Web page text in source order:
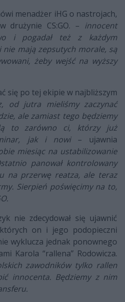
menadżer iHG o nastrojach,
drużynie CS:GO. – innocent
i pogadał też z każdym
nie mają zepsutych morale, są
żeby wejść na wyższy
się po tej ekipie w najbliższym
od jutra mieliśmy zaczynać
ale zamiast tego będziemy
to zarówno ci, którzy już
jak i nowi– ujawnia
miesiąc na ustabilizowanie
panował kontrolowany
na przerwę reatza, ale teraz
Sierpień poświęcimy na to,
nie zdecydował się ujawnić
on i jego podopieczni
wyklucza jednak ponownego
Karola “rallena” Rodowicza.
zawodników tylko rallen
innocenta. Będziemy z nim